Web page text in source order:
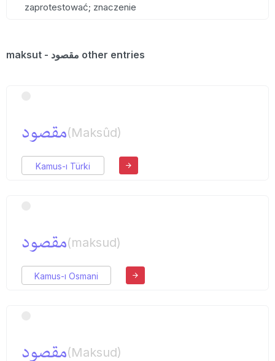
zaprotestować; znaczenie
maksut - مقصود other entries
مقصود(Maksûd)
Kamus-ı Türki
مقصود(maksud)
Kamus-ı Osmani
مقصود(Maksud)